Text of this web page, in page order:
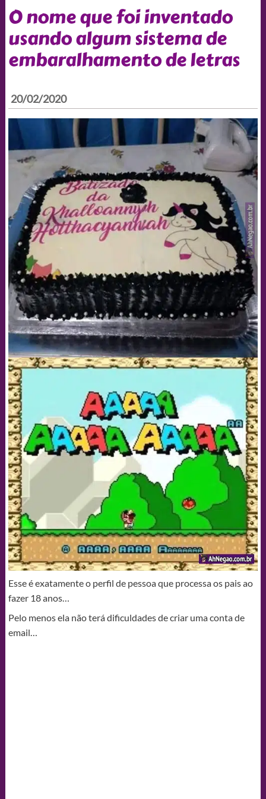
O nome que foi inventado
usando algum sistema de
embaralhamento de letras
20/02/2020
Esse é exatamente o perfil de pessoa que processa os pais ao
fazer 18 anos…
Pelo menos ela não terá dificuldades de criar uma conta de
email…